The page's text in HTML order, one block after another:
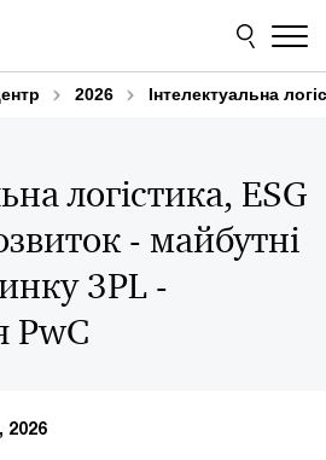
2026 Інтелектуальна
логістика, ESG
- майбутні
3PL -
PwC
2026